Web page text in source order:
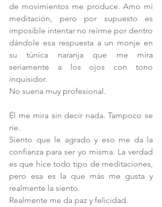
de movimientos me produce. Amo mi
meditación, pero por supuesto es
imposible intentar no reírme por dentro
dándole esa respuesta a un monje en
su túnica naranja que me mira
seriamente a los ojos con tono
inquisidor.
No suena muy profesional.
Él me mira sin decir nada. Tampoco se
ríe.
Siento que le agrado y eso me da la
confianza para ser yo misma. La verdad
es que hice todo tipo de meditaciones,
pero esa es la que más me gusta y
realmente la siento.
Realmente me da paz y felicidad.